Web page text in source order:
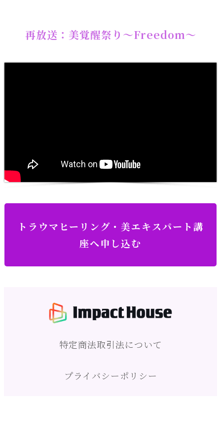
再放送：美覚醒祭り～Freedom～
トラウマヒーリング・美エキスパート講
座へ申し込む
特定商法取引法について
プライバシーポリシー